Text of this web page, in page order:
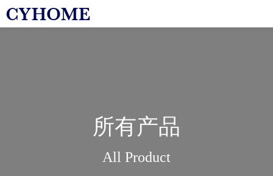
所有产品
All Product